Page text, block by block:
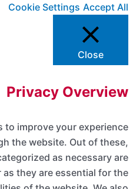
Cookie Settings
Privacy
cookies to improve your
through the website.
that are categorized as
browser as they are